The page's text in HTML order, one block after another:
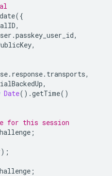
({
,
.passkey_user_id,
,
. response. transports,
,
Date().getTime()
for this session
;
);
;